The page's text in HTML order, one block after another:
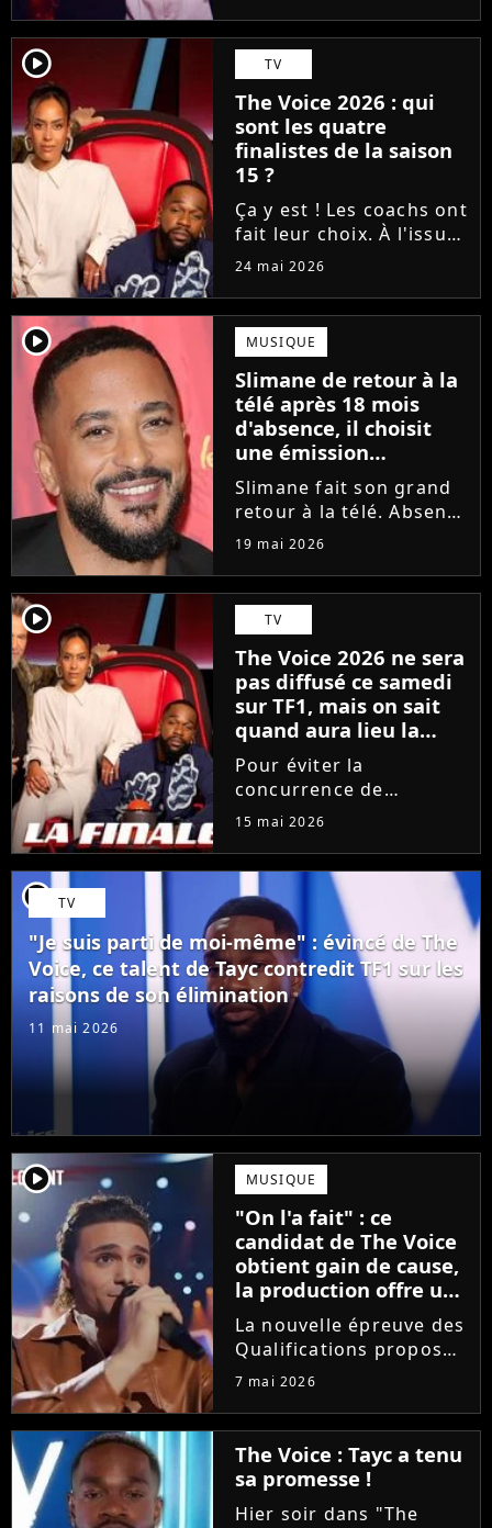
qui de Lady O, Hugo,
Tessa B. et CJM'S s'est
imposé sur la finish line
grâce aux votes du...
player2 TV
The Voice 2026 : qui
sont les quatre
finalistes de la saison
15 ?
Ça y est ! Les coachs ont
fait leur choix. À l'issue
d'une demi-finale
exceptionnels et des
moments forts, Amel
Bent, Tayc, Lara Fabian
et Florent Pagny ont
désigné...
24 mai 2026
player2 MUSIQUE
Slimane de retour à la
télé après 18 mois
d'absence, il choisit
une émission
symbolique
Slimane fait son grand
retour à la télé. Absent
des écrans et des ondes
raison des accusations
portées contre lui, le
chanteur a choisi une
émission hautement
symbolique...
19 mai 2026
player2 TV
The Voice 2026 ne sera
pas diffusé ce samedi
sur TF1, mais on sait
quand aura lieu la
grande finale
Pour éviter la
concurrence de
l'Eurovision sur France
des programmes. Le
prochain épisode de
The Voice, consacré aux
Performances, est
avancé d'un jour. La...
15 mai 2026
player2 TV
"Je suis parti de moi-même" : évincé de The
Voice, ce talent de Tayc contredit TF1 sur les
raisons de son élimination
11 mai 2026
player2 MUSIQUE
"On l'a fait" : ce
candidat de The Voice
obtient gain de cause,
la production offre une
compensation à tous
les talents
La nouvelle épreuve des
Qualifications proposée
dans The Voice est loin
Furieux d'avoir vu sa
prestation être
raccourcie au montage,
Yanis Si Ah est monté
au...
7 mai 2026
The Voice : Tayc a tenu
sa promesse !
Hier soir dans "The